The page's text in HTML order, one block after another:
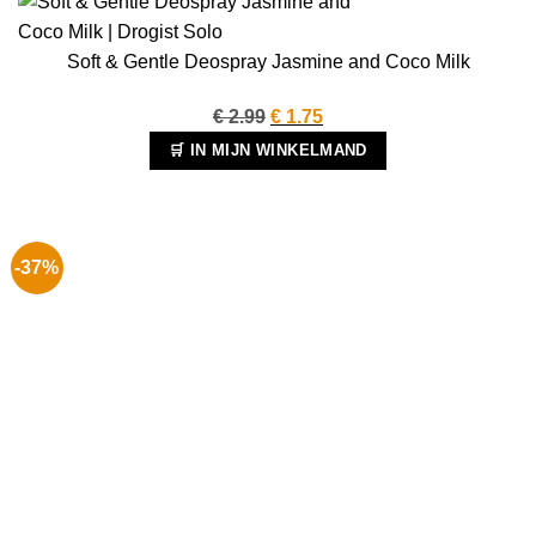
Soft & Gentle Deospray Jasmine and Coco Milk
€2.99 Oorspronkelijke
prijs
was:
€ 1.75Huidige
prijs
is:
🛒 IN MIJN WINKELMAND
-37%